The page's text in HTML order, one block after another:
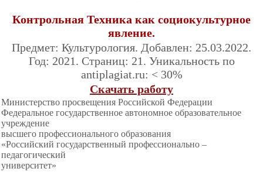
Контрольная Техника как социокультурное
явление.
Предмет: Культурология. Добавлен: 25.03.2022.
Год: 2021. Страниц: 21. Уникальность по
antiplagiat.ru: < 30%
Скачать работу
Министерство просвещения Российской Федерации
Федеральное государственное автономное образовательное
учреждение
высшего профессионального образования
«Российский государственный профессионально –
педагогический
университет»